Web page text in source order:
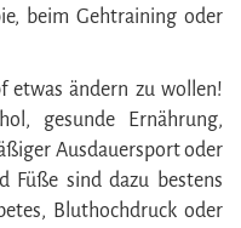
beim Gehtraining oder
etwas ändern zu wollen!
gesunde Ernährung,
Ausdauersport oder
Füße sind dazu bestens
Bluthochdruck oder